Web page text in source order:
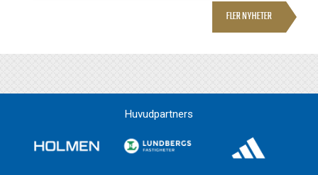
FLER NYHETER
Huvudpartners